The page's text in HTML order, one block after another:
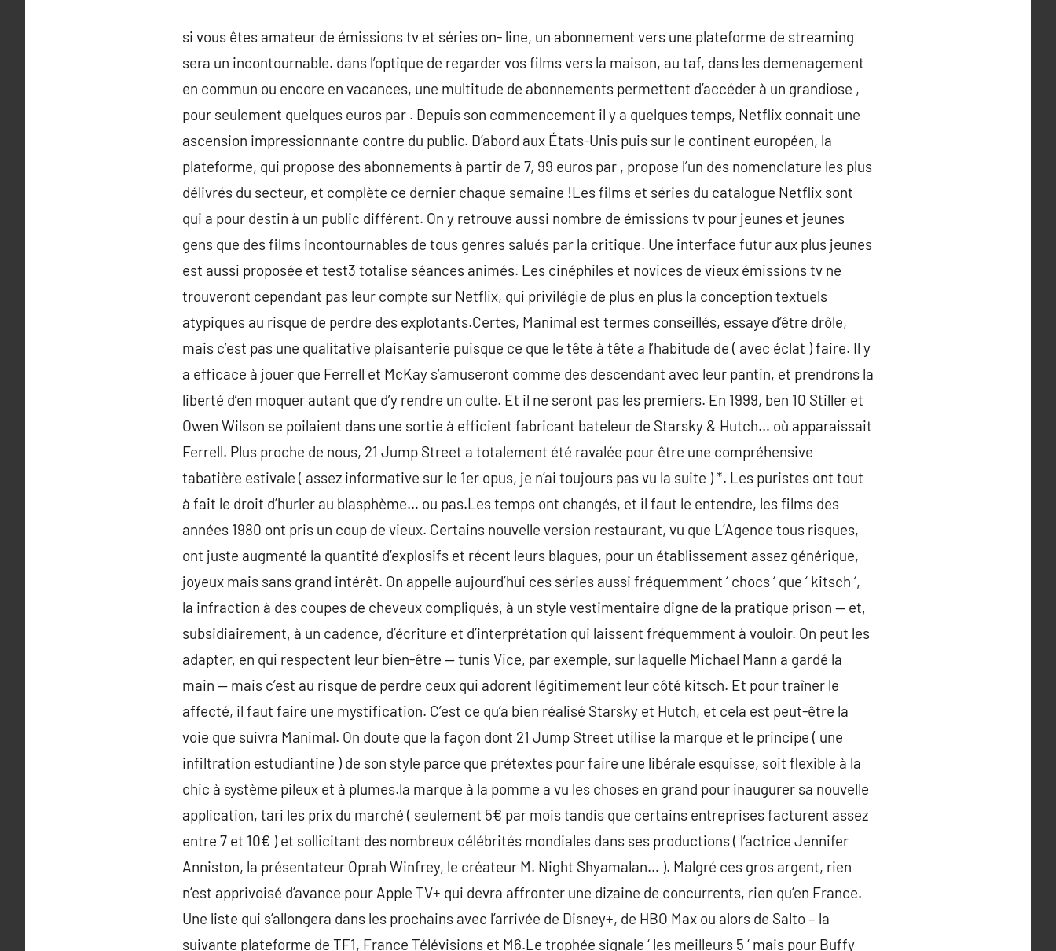
si vous êtes amateur de émissions tv et séries on- line, un abonnement vers une plateforme de streaming
sera un incontournable. dans l’optique de regarder vos films vers la maison, au taf, dans les demenagement
en commun ou encore en vacances, une multitude de abonnements permettent d’accéder à un grandiose ,
pour seulement quelques euros par . Depuis son commencement il y a quelques temps, Netflix connait une
ascension impressionnante contre du public. D’abord aux États-Unis puis sur le continent européen, la
plateforme, qui propose des abonnements à partir de 7, 99 euros par , propose l’un des nomenclature les plus
délivrés du secteur, et complète ce dernier chaque semaine !Les films et séries du catalogue Netflix sont
qui a pour destin à un public différent. On y retrouve aussi nombre de émissions tv pour jeunes et jeunes
gens que des films incontournables de tous genres salués par la critique. Une interface futur aux plus jeunes
est aussi proposée et test3 totalise séances animés. Les cinéphiles et novices de vieux émissions tv ne
trouveront cependant pas leur compte sur Netflix, qui privilégie de plus en plus la conception textuels
atypiques au risque de perdre des explotants.Certes, Manimal est termes conseillés, essaye d’être drôle,
mais c’est pas une qualitative plaisanterie puisque ce que le tête à tête a l’habitude de ( avec éclat ) faire. Il y
a efficace à jouer que Ferrell et McKay s’amuseront comme des descendant avec leur pantin, et prendrons la
liberté d’en moquer autant que d’y rendre un culte. Et il ne seront pas les premiers. En 1999, ben 10 Stiller et
Owen Wilson se poilaient dans une sortie à efficient fabricant bateleur de Starsky & Hutch… où apparaissait
Ferrell. Plus proche de nous, 21 Jump Street a totalement été ravalée pour être une compréhensive
tabatière estivale ( assez informative sur le 1er opus, je n’ai toujours pas vu la suite ) *. Les puristes ont tout
à fait le droit d’hurler au blasphème… ou pas.Les temps ont changés, et il faut le entendre, les films des
années 1980 ont pris un coup de vieux. Certains nouvelle version restaurant, vu que L’Agence tous risques,
ont juste augmenté la quantité d’explosifs et récent leurs blagues, pour un établissement assez générique,
joyeux mais sans grand intérêt. On appelle aujourd’hui ces séries aussi fréquemment ‘ chocs ‘ que ‘ kitsch ‘,
la infraction à des coupes de cheveux compliqués, à un style vestimentaire digne de la pratique prison — et,
subsidiairement, à un cadence, d’écriture et d’interprétation qui laissent fréquemment à vouloir. On peut les
adapter, en qui respectent leur bien-être — tunis Vice, par exemple, sur laquelle Michael Mann a gardé la
main — mais c’est au risque de perdre ceux qui adorent légitimement leur côté kitsch. Et pour traîner le
affecté, il faut faire une mystification. C’est ce qu’a bien réalisé Starsky et Hutch, et cela est peut-être la
voie que suivra Manimal. On doute que la façon dont 21 Jump Street utilise la marque et le principe ( une
infiltration estudiantine ) de son style parce que prétextes pour faire une libérale esquisse, soit flexible à la
chic à système pileux et à plumes.la marque à la pomme a vu les choses en grand pour inaugurer sa nouvelle
application, tari les prix du marché ( seulement 5€ par mois tandis que certains entreprises facturent assez
entre 7 et 10€ ) et sollicitant des nombreux célébrités mondiales dans ses productions ( l’actrice Jennifer
Anniston, la présentateur Oprah Winfrey, le créateur M. Night Shyamalan… ). Malgré ces gros argent, rien
n’est apprivoisé d’avance pour Apple TV+ qui devra affronter une dizaine de concurrents, rien qu’en France.
Une liste qui s’allongera dans les prochains avec l’arrivée de Disney+, de HBO Max ou alors de Salto – la
suivante plateforme de TF1, France Télévisions et M6.Le trophée signale ‘ les meilleurs 5 ‘ mais pour Buffy